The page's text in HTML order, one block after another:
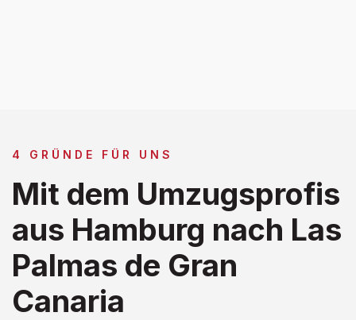
4 GRÜNDE FÜR UNS
Mit dem Umzugsprofis
aus Hamburg nach Las
Palmas de Gran
Canaria